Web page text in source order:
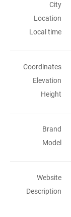
City
Location
Local time
Coordinates
Elevation
Height
Brand
Model
Website
Description